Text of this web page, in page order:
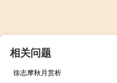
相关问题
徐志摩秋月赏析